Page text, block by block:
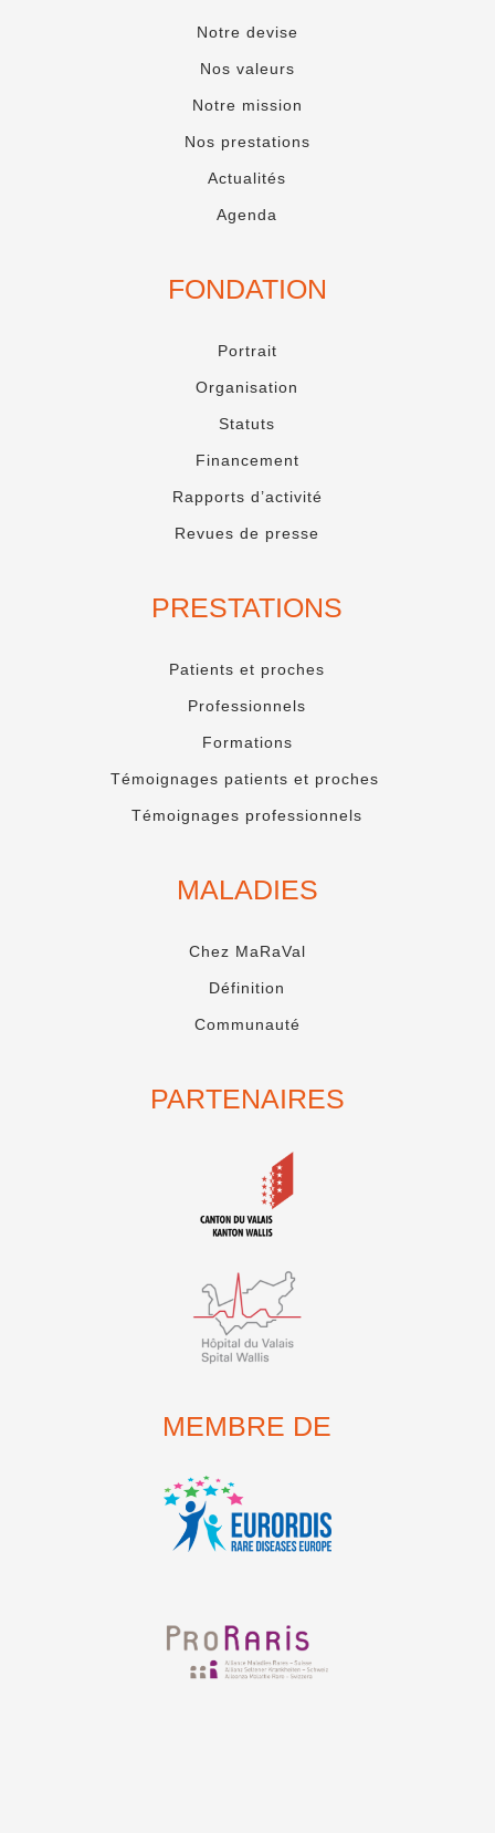
Notre devise
Nos valeurs
Notre mission
Nos prestations
Actualités
Agenda
FONDATION
Portrait
Organisation
Statuts
Financement
Rapports d’activité
Revues de presse
PRESTATIONS
Patients et proches
Professionnels
Formations
Témoignages patients et proches
Témoignages professionnels
MALADIES
Chez MaRaVal
Définition
Communauté
PARTENAIRES
MEMBRE DE